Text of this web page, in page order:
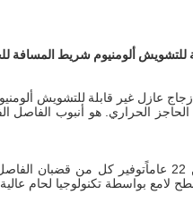
للتشويش ألومنيوم شريط المسافة
زجاج عازل غير قابلة للتشويش
الحراري. هو أنبوب الفاصل
توفير كل من قضبان الفاصل
لامع بواسطة تكنولوجيا لحام